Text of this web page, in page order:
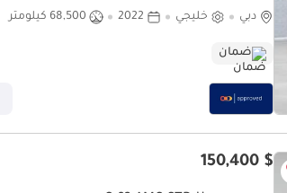
دبي
خليجي 2022 68,500 كيلومتر
ضمان
$ 150,400